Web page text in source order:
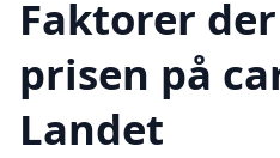
Faktorer
prisen på
Landet